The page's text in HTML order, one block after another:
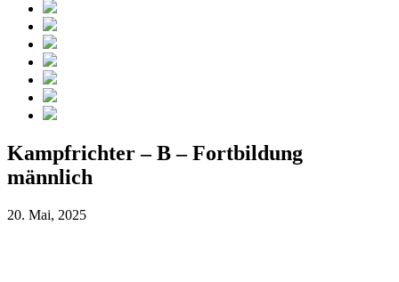
Kampfrichter – B – Fortbildung
männlich
20. Mai, 2025